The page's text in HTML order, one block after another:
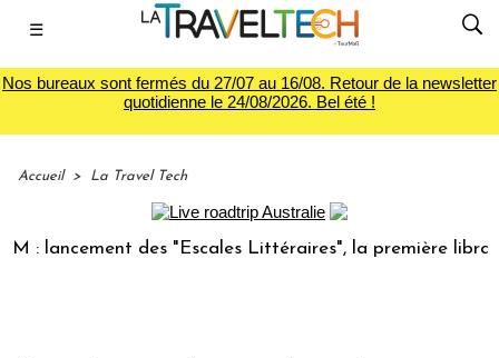
☰
Nos bureaux sont fermés du 27/07 au 16/08. Retour de la newsletter
quotidienne le 24/08/2026. Bel été !
Accueil > La Travel Tech
des "Escales Littéraires", la première librairie